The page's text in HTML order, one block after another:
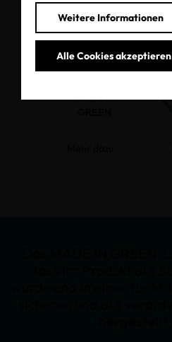
Weitere Informationen
Alle Cookies akzeptieren
MADE IN